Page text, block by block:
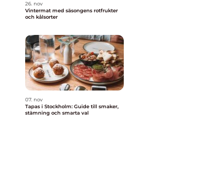
26. nov
Vintermat med säsongens rotfrukter
och kålsorter
07. nov
Tapas i Stockholm: Guide till smaker,
stämning och smarta val